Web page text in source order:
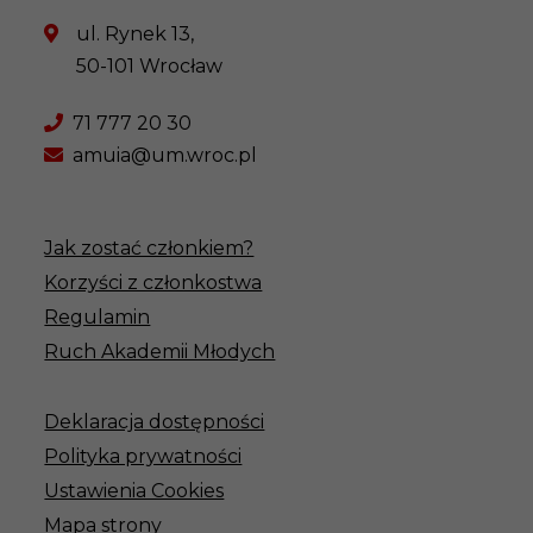
ul. Rynek 13,
50-101 Wrocław
71 777 20 30
amuia@um.wroc.pl
Jak zostać członkiem?
Korzyści z członkostwa
Regulamin
Ruch Akademii Młodych
Deklaracja dostępności
Polityka prywatności
Ustawienia Cookies
Mapa strony